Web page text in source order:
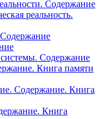
Содержание
реальность.
Содержание
Книга памяти
Содержание. Книга
Книга